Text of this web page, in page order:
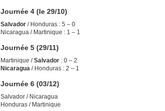
Journée 4 (le 29/10)
Salvador / Honduras : 5 – 0
Nicaragua / Martinique : 1 – 1
Journée 5 (29/11)
Martinique /Salvador : 0 – 2
Nicaragua / Honduras : 2 – 1
Journée 6 (03/12)
Salvador / Nicaragua
Honduras / Martinique